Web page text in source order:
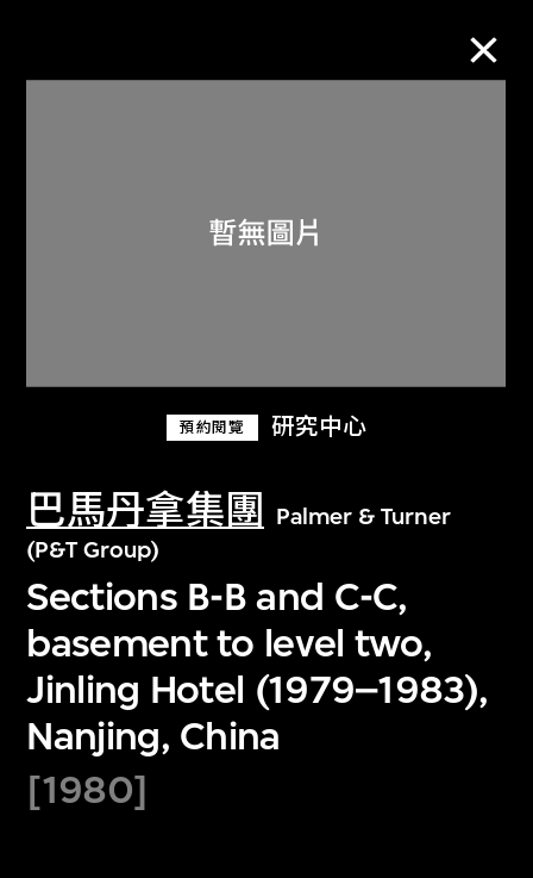
預約閱覽 研究中心
巴馬丹拿集團
Palmer & Turner
(P&T Group)
Sections B-B and C-C,
basement to level two,
Jinling Hotel (1979–1983),
Nanjing, China
[1980]
關於M+藏品
探索世界頂級的二十及二十一世紀視覺
文化藏品。